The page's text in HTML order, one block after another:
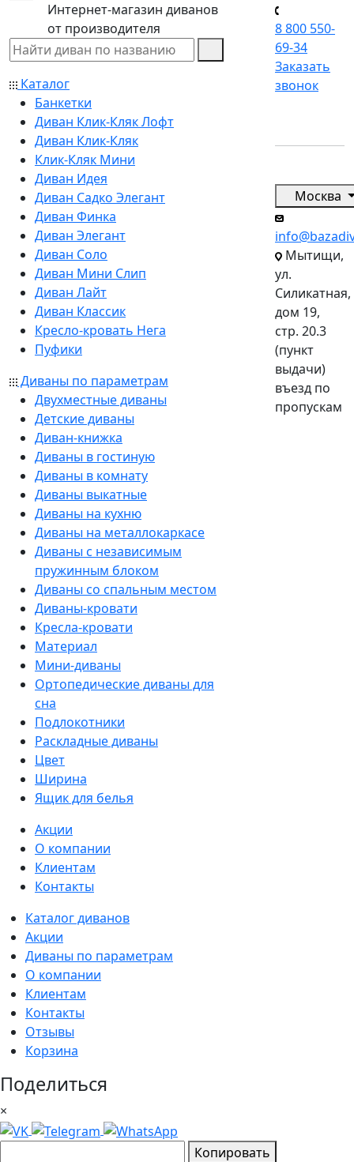
Интернет-магазин диванов
от производителя
Каталог
Банкетки
Диван Клик-Кляк Лофт
Диван Клик-Кляк
Клик-Кляк Мини
Диван Идея
Диван Садко Элегант
Диван Финка
Диван Элегант
Диван Соло
Диван Мини Слип
Диван Лайт
Диван Классик
Кресло-кровать Нега
Пуфики
Диваны по параметрам
Двухместные диваны
Детские диваны
Диван-книжка
Диваны в гостиную
Диваны в комнату
Диваны выкатные
Диваны на кухню
Диваны на металлокаркасе
Диваны с независимым
пружинным блоком
Диваны со спальным местом
Диваны-кровати
Кресла-кровати
Материал
Мини-диваны
Ортопедические диваны для
сна
Подлокотники
Раскладные диваны
Цвет
Ширина
Ящик для белья
Акции
О компании
Клиентам
Контакты
8 800 550-
69-34
Заказать
звонок
Москва
Мытищи,
ул.
Силикатная,
дом 19,
стр. 20.3
(пункт
выдачи)
въезд по
пропускам
Каталог диванов
Акции
Диваны по параметрам
О компании
Клиентам
Контакты
Отзывы
Корзина
Поделиться
×
Копировать